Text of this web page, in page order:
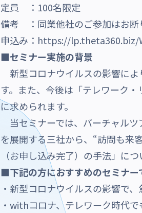
定員 ：100名限定
備考 ：同業他社のご参加はお断
申込み： https://lp.theta360.biz/
■セミナー実施の背景
新型コロナウイルスの影響によ
す。また、今後は「テレワーク
に求められます。
当セミナーでは、バーチャルツ
を展開する三社から、“訪問も来
（お申し込み完了）の手法」に
■下記の方におすすめのセミナー
・新型コロナウイルスの影響で
・withコロナ、テレワーク時代